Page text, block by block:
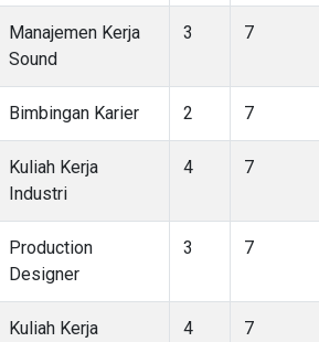
Manajemen Kerja
Sound
3 7
Bimbingan Karier 2 7
Kuliah Kerja
Industri
4 7
Production
Designer
3 7
Kuliah Kerja
4 7